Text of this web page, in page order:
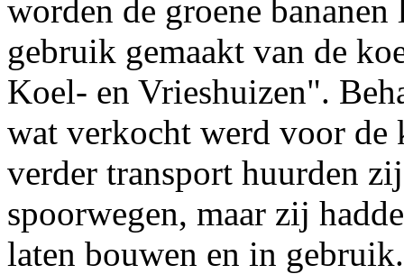
worden de groene
gebruik gemaakt van de
Koel- en Vrieshuizen".
wat verkocht werd voor de
verder transport huurden
spoorwegen, maar zij
laten bouwen en in